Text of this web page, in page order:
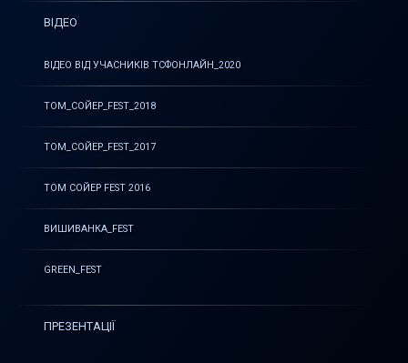
ВІДЕО
ВІДЕО ВІД УЧАСНИКІВ ТСФОНЛАЙН_2020
ТОМ_СОЙЕР_FEST_2018
ТОМ_СОЙЕР_FEST_2017
ТОМ СОЙЕР FEST 2016
ВИШИВАНКА_FEST
GREEN_FEST
ПРЕЗЕНТАЦІЇ